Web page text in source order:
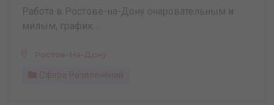
Работа в Ростове-на-Дону очаровательным и
милым, график ...
Ростов-На-Дону
Сфера Развлечений